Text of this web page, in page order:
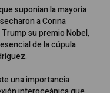
suponían la mayoría
a Corina
su premio Nobel,
de la cúpula
una importancia